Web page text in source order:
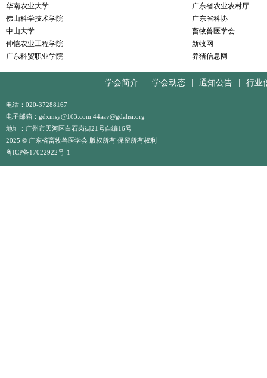
华南农业大学
佛山科学技术学院
中山大学
仲恺农业工程学院
广东科贸职业学院
广东省农业农村厅
广东省科协
畜牧兽医学会
新牧网
养猪信息网
学会简介 学会动态 通知公告 行业
电话：020-37288167
电子邮箱：gdxmsy@163.com 44aav@gdahsi.org
地址：广州市天河区白石岗街21号自编16号
2025 © 广东省畜牧兽医学会 版权所有 保留所有权利
粤ICP备17022922号-1